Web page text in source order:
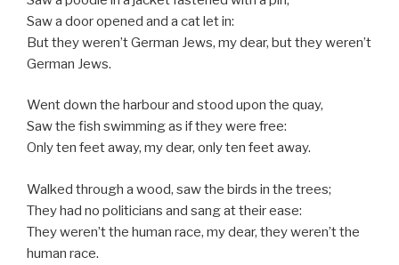
Saw a door opened and a cat let in:
But they weren’t German Jews, my dear, but they weren’t
German Jews.
Went down the harbour and stood upon the quay,
Saw the fish swimming as if they were free:
Only ten feet away, my dear, only ten feet away.
Walked through a wood, saw the birds in the trees;
They had no politicians and sang at their ease:
They weren’t the human race, my dear, they weren’t the
human race.